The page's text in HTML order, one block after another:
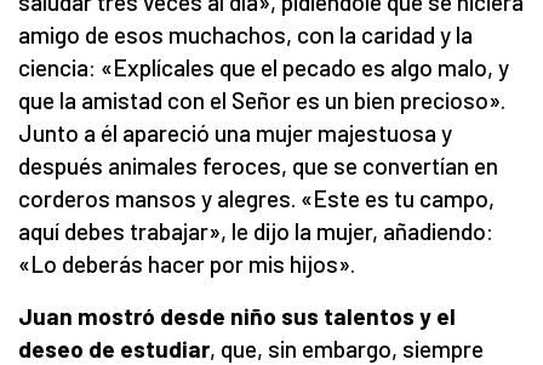
amigo de esos muchachos, con la caridad y la
ciencia: «Explícales que el pecado es algo malo, y
que la amistad con el Señor es un bien precioso».
Junto a él apareció una mujer majestuosa y
después animales feroces, que se convertían en
corderos mansos y alegres. «Este es tu campo,
aquí debes trabajar», le dijo la mujer, añadiendo:
«Lo deberás hacer por mis hijos».
Juan mostró desde niño sus talentos y el
deseo de estudiar, que, sin embargo, siempre